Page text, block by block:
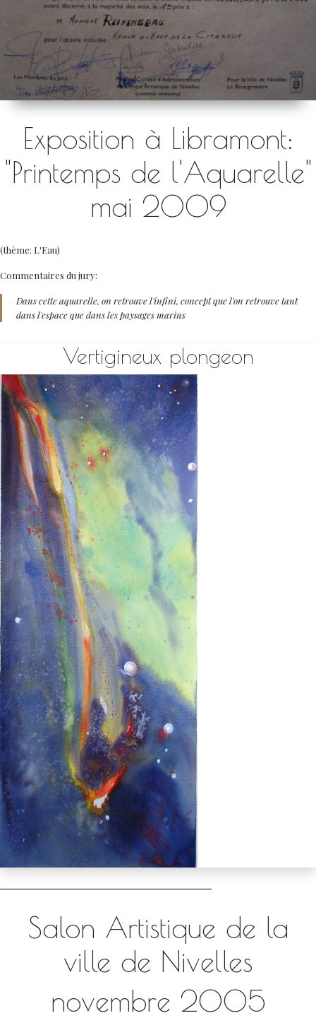
Exposition à Libramont:
"Printemps de l'Aquarelle"
mai 2009
(thème: L'Eau)
Commentaires du jury:
Dans cette aquarelle, on retrouve l'infini, concept que l'on retrouve tant
dans l'espace que dans les paysages marins
Vertigineux plongeon
Salon Artistique de la
ville de Nivelles
novembre 2005